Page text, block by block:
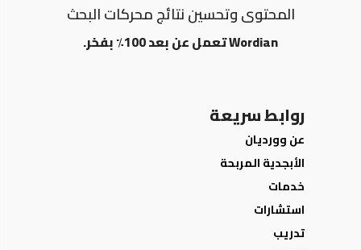
المحتوى وتحسين نتائج محركات البحث
Wordian تعمل عن بعد 100٪ بفخر.
روابط سريعة
عن وورديان
الأبجدية المربحة
خدمات
استشارات
تدريب